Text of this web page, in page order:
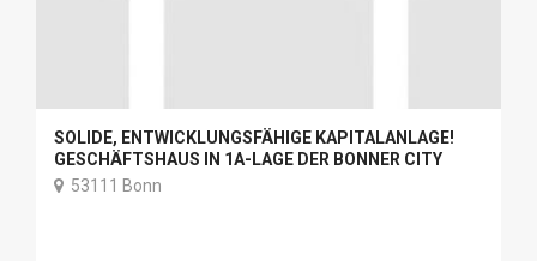
SOLIDE, ENTWICKLUNGSFÄHIGE KAPITALANLAGE!
GESCHÄFTSHAUS IN 1A-LAGE DER BONNER CITY
53111 Bonn